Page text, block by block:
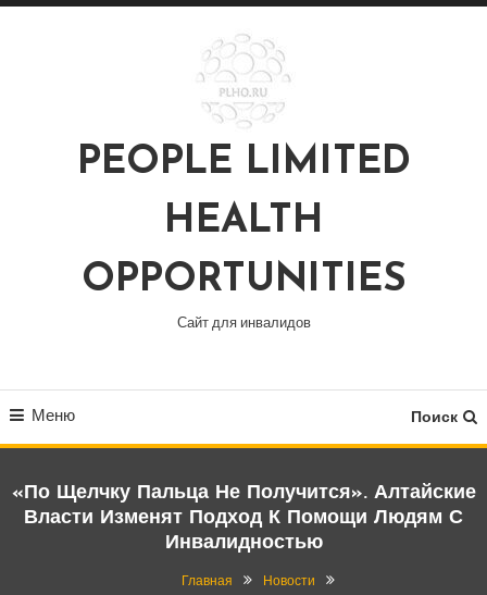
Перейти
PEOPLE LIMITED
HEALTH
OPPORTUNITIES
Сайт для инвалидов
Меню Поиск
«По Щелчку Пальца Не Получится». Алтайские
Власти Изменят Подход К Помощи Людям С
Инвалидностью
Главная
Новости